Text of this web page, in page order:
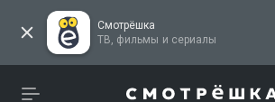
Смотрёшка
ТВ, фильмы и сериалы